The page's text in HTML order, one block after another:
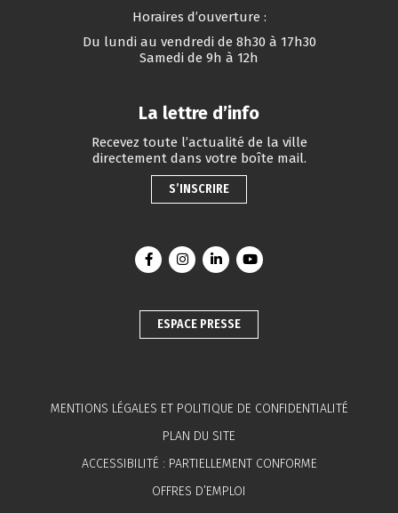
Horaires d’ouverture :
Du lundi au vendredi de 8h30 à 17h30
Samedi de 9h à 12h
La lettre d’info
Recevez toute l’actualité de la ville
directement dans votre boîte mail.
S’INSCRIRE
Lien vers le compte Facebook
Lien vers le compte Instagram
Lien vers le compte Linkedin
Lien vers la chaîne
ESPACE PRESSE
MENTIONS LÉGALES ET POLITIQUE DE CONFIDENTIALITÉ
PLAN DU SITE
ACCESSIBILITÉ : PARTIELLEMENT CONFORME
OFFRES D’EMPLOI